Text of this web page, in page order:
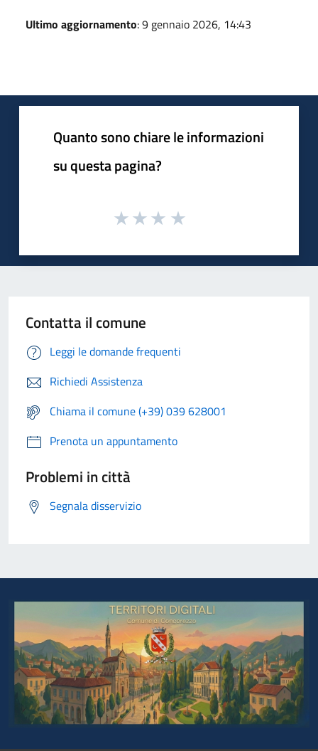
Ultimo aggiornamento: 9 gennaio 2026, 14:43
Quanto sono chiare le informazioni
su questa pagina?
Contatta il comune
Leggi le domande frequenti
Richiedi Assistenza
Chiama il comune (+39) 039 628001
Prenota un appuntamento
Problemi in città
Segnala disservizio